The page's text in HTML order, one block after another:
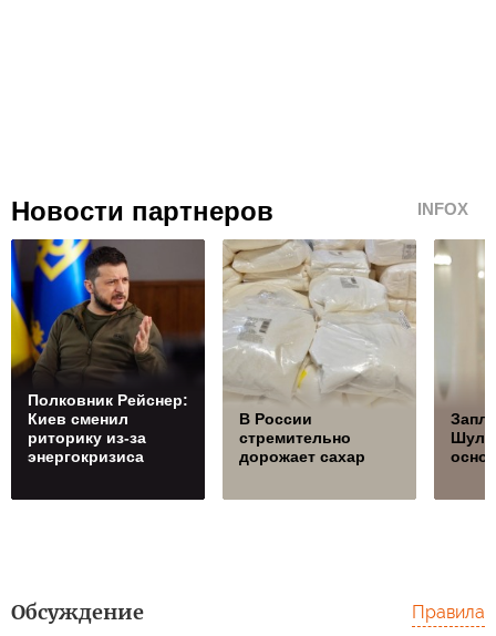
Новости партнеров INFOX
Полковник Рейснер:
Киев сменил
риторику из-за
энергокризиса
В России
стремительно
дорожает сахар
Обсуждение Правила